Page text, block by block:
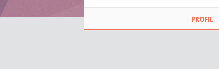
PROFIL